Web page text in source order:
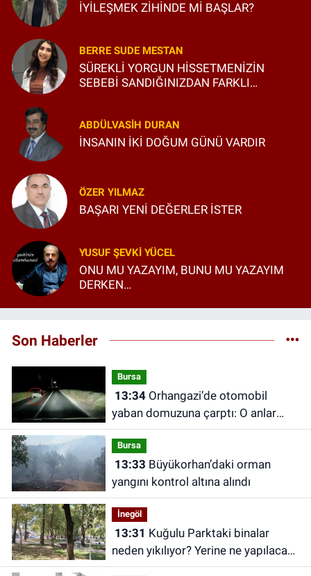
İYİLEŞMEK ZİHİNDE Mİ BAŞLAR?
BERRE SUDE MESTAN
SÜREKLİ YORGUN HİSSETMENİZİN
SEBEBİ SANDIĞINIZDAN FARKLI
ABDÜLVASIH DURAN
İNSANIN İKİ DOĞUM GÜNÜ VARDIR
ÖZER YILMAZ
BAŞARI YENİ DEĞERLER İSTER
YUSUF ŞEVKI YÜCEL
ONU MU YAZAYIM, BUNU MU YAZAYIM
DERKEN…
Son Haberler
Bursa
13:34Orhangazi’de otomobil
yaban domuzuna çarptı: O anlar
kamerada
Bursa
13:33
yangını kontrol altına alındı
İnegöl
13:31
neden yıkılıyor? Yerine ne yapılacak?
İşte cevabı..